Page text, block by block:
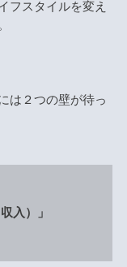
フスタイルを変え
は２つの壁が待っ
入）」